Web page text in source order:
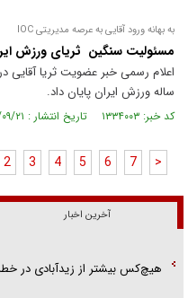
به بهانه ورود آقایی به عرصه مدیریتی IOC
مسئولیت سنگین ثریای ورزش
ساله ورزش ایران پایان داد.
کد خبر: ۱۳۳۴۰۰۳ تاریخ انتشار : ۱۴۰۴/۰۹/۲۱
2 3 4 5 6 7 >
آخرین اخبار
هیچ‌کس بیشتر از زیدآبادی در